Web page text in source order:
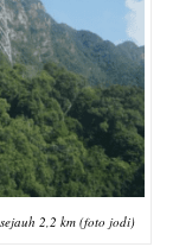
2,2 km (foto jodi)